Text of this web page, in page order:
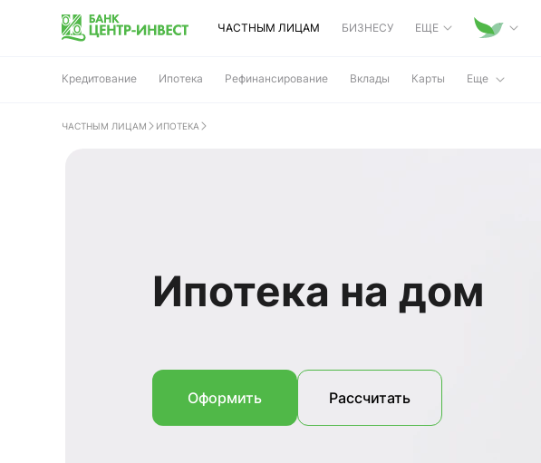
ЧАСТНЫМ ЛИЦАМ БИЗНЕСУ ЕЩЕ
Кредитование Ипотека Рефинансирование Вклады Карты Еще
ЧАСТНЫМ ЛИЦАМ ИПОТЕКА
Ипотека на дом
Оформить Рассчитать